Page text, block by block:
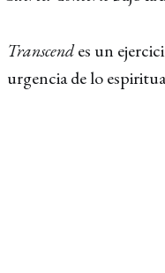
Transcendes un
urgencia de lo